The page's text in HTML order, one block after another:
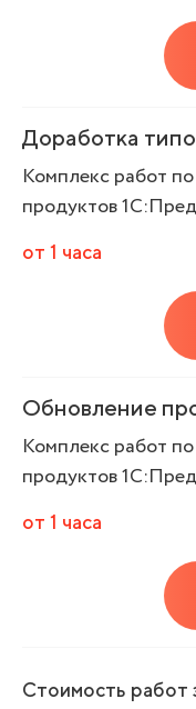
Доработка
Комплекс работ
продуктов
от 1 часа
Обновление
Комплекс работ
продуктов
от 1 часа
Стоимость работ